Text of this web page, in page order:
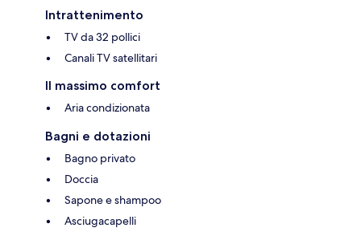
Intrattenimento
TV da 32 pollici
Canali TV satellitari
Il massimo comfort
Aria condizionata
Bagni e dotazioni
Bagno privato
Doccia
Sapone e shampoo
Asciugacapelli